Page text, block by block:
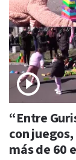
“Entre
con
más de 60